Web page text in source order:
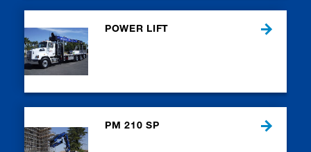
POWER LIFT
PM 210 SP